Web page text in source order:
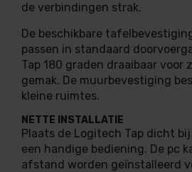
de verbindingen strak.
De beschikbare
passen in standaard
Tap 180 graden draaibaar voor
gemak. De muurbevestiging
kleine ruimtes.
NETTE INSTALLATIE
Plaats de Logitech Tap dicht
een handige bediening. De pc
afstand worden geïnstalleerd